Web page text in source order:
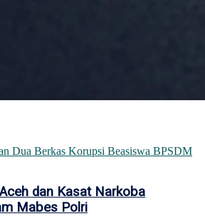
dan Kasat Narkoba
Mabes Polri